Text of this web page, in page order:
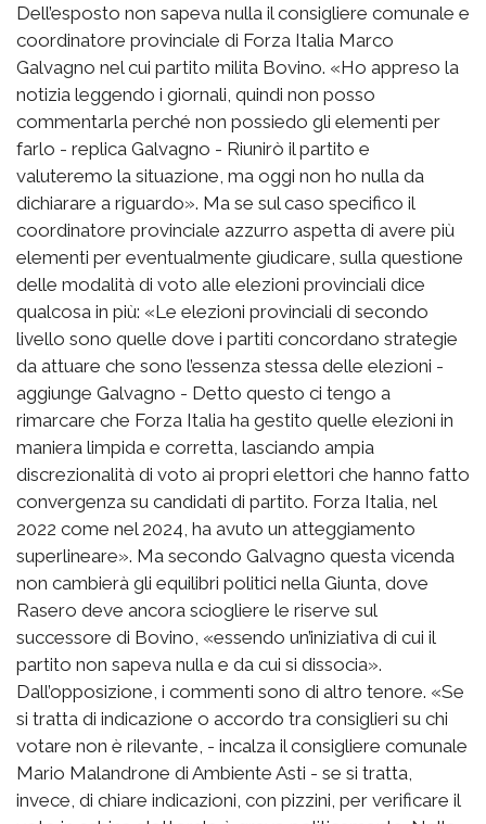
Dell’esposto non sapeva nulla il consigliere comunale e
coordinatore provinciale di Forza Italia Marco
Galvagno nel cui partito milita Bovino. «Ho appreso la
notizia leggendo i giornali, quindi non posso
commentarla perché non possiedo gli elementi per
farlo - replica Galvagno - Riunirò il partito e
valuteremo la situazione, ma oggi non ho nulla da
dichiarare a riguardo». Ma se sul caso specifico il
coordinatore provinciale azzurro aspetta di avere più
elementi per eventualmente giudicare, sulla questione
delle modalità di voto alle elezioni provinciali dice
qualcosa in più: «Le elezioni provinciali di secondo
livello sono quelle dove i partiti concordano strategie
da attuare che sono l’essenza stessa delle elezioni -
aggiunge Galvagno - Detto questo ci tengo a
rimarcare che Forza Italia ha gestito quelle elezioni in
maniera limpida e corretta, lasciando ampia
discrezionalità di voto ai propri elettori che hanno fatto
convergenza su candidati di partito. Forza Italia, nel
2022 come nel 2024, ha avuto un atteggiamento
superlineare». Ma secondo Galvagno questa vicenda
non cambierà gli equilibri politici nella Giunta, dove
Rasero deve ancora sciogliere le riserve sul
successore di Bovino, «essendo un’iniziativa di cui il
partito non sapeva nulla e da cui si dissocia».
Dall’opposizione, i commenti sono di altro tenore. «Se
si tratta di indicazione o accordo tra consiglieri su chi
votare non è rilevante, - incalza il consigliere comunale
Mario Malandrone di Ambiente Asti - se si tratta,
invece, di chiare indicazioni, con pizzini, per verificare il